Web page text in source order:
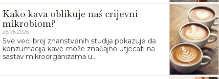
Kako kava oblikuje naš crijevni
mikrobiom?
26.06.2026.
Sve veći broj znanstvenih studija pokazuje da
konzumacija kave može značajno utjecati na
sastav mikroorganizama u...